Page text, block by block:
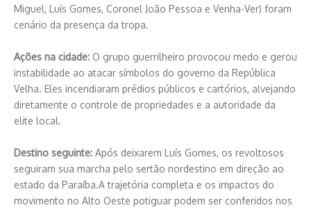
Miguel, Luís Gomes, Coronel João Pessoa e Venha-Ver) foram
cenário da presença da tropa.
Ações na cidade: O grupo guerrilheiro provocou medo e gerou
instabilidade ao atacar símbolos do governo da República
Velha. Eles incendiaram prédios públicos e cartórios, alvejando
diretamente o controle de propriedades e a autoridade da
elite local.
Destino seguinte: Após deixarem Luís Gomes, os revoltosos
seguiram sua marcha pelo sertão nordestino em direção ao
estado da Paraíba.A trajetória completa e os impactos do
movimento no Alto Oeste potiguar podem ser conferidos nos